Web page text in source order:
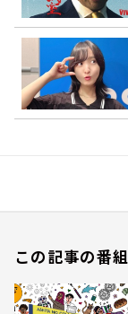
この記事の番